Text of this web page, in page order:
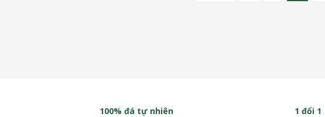
100% đá tự nhiên 1 đổi 1